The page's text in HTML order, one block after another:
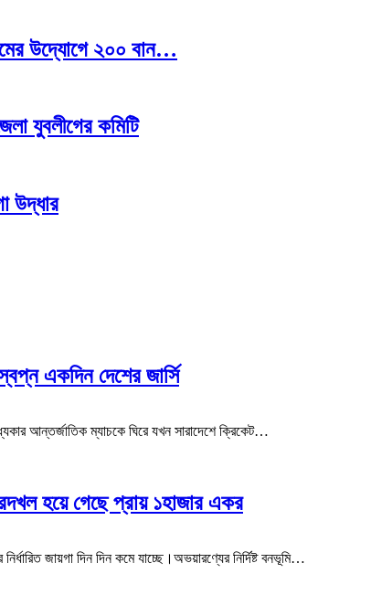
উদ্যোগে ২০০ বান…
যুবলীগের কমিটি
উদ্ধার
একদিন দেশের জার্সি
আন্তর্জাতিক ম্যাচকে ঘিরে যখন সারাদেশে ক্রিকেট…
হয়ে গেছে প্রায় ১হাজার একর
জায়গা দিন দিন কমে যাচ্ছে।অভয়ারণ্যের নির্দিষ্ট বনভূমি…